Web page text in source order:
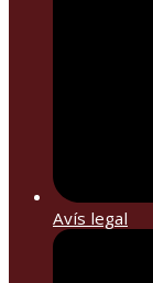
Avís legal